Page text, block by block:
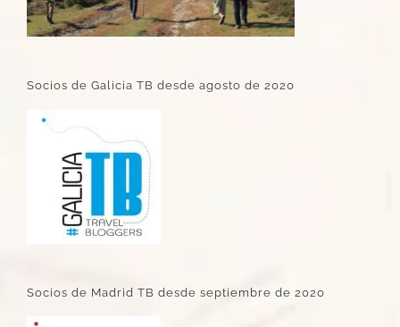
Socios de Galicia TB desde agosto de 2020
Socios de Madrid TB desde septiembre de 2020